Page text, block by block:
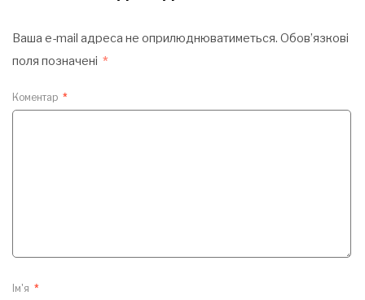
Ваша e-mail адреса не оприлюднюватиметься. Обов’язкові
поля позначені *
Коментар *
Ім'я *